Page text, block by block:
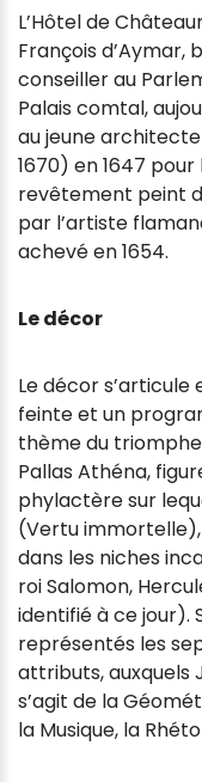
L’Hôtel de
François
conseiller au
Palais comtal,
au jeune architecte
1670) en 1647
revêtement peint
par l’artiste
achevé en 1654.
Le décor
Le décor
feinte et un
thème du
Pallas Athéna,
phylactère sur
(Vertu
dans les niches
roi Salomon,
identifié à ce jour).
représentés les
attributs, auxquels
s’agit de la
la Musique, la